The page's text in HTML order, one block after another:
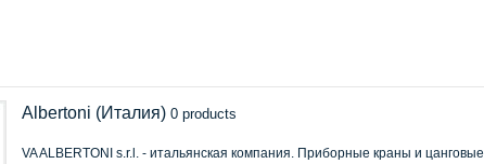
Albertoni (Италия) 0 products
VA ALBERTONI s.r.l. - итальянская компания. Приборные краны и цанговые